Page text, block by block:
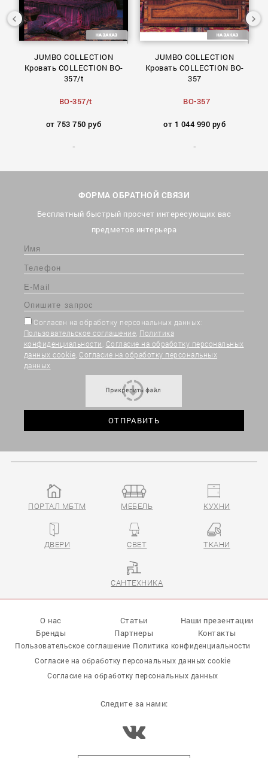
JUMBO COLLECTION
Кровать COLLECTION BO-
357/t
BO-357/t
от 753 750 руб
JUMBO COLLECTION
Кровать COLLECTION BO-
357
BO-357
от 1 044 990 руб
ФОРМА ОБРАТНОЙ СВЯЗИ
Бесплатный быстрый просчет интересующих вас
предметов интерьера
Согласен на обработку персональных данных:
Пользовательское соглашение Политика
конфиденциальности Согласие на обработку персональных
данных cookie Согласие на обработку персональных
данных
ПОРТАЛ МБТМ МЕБЕЛЬ КУХНИ
ДВЕРИ СВЕТ ТКАНИ
САНТЕХНИКА
О нас Статьи
Наши презентации
Бренды
Партнеры Контакты
Пользовательское соглашение Политика конфиденциальности
Согласие на обработку персональных данных cookie
Согласие на обработку персональных данных
Следите за нами: